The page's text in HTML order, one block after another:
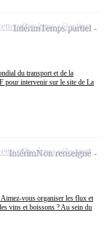
du transport et de la
pour intervenir sur le site de La
IntérimTemps partiel
offre à ma sélection
vous organiser les flux et
vins et boissons ? Au sein du
IntérimNon renseigné
offre à ma sélection